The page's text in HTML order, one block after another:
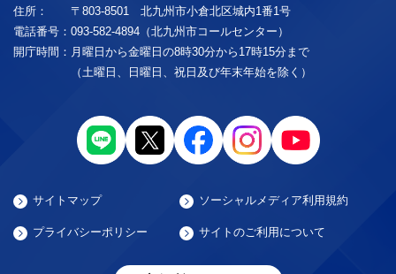
住所：
〒803-8501 北九州市小倉北区城内1番1号
電話番号： 093-582-4894（北九州市コールセンター）
開庁時間： 月曜日から金曜日の8時30分から17時15分まで
（土曜日、日曜日、祝日及び年末年始を除く）
サイトマップ ソーシャルメディア利用規約
プライバシーポリシー サイトのご利用について